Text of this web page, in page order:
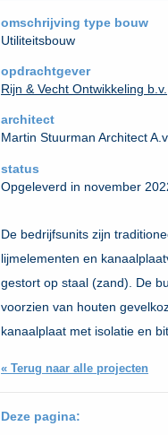
omschrijving type bouw
Utiliteitsbouw
opdrachtgever
Rijn & Vecht Ontwikkeling b.v.
architect
Martin Stuurman Architect
status
Opgeleverd in november
De bedrijfsunits zijn
lijmelementen en
gestort op staal (zand). De
voorzien van houten
kanaalplaat met isolatie en
« Terug naar alle projecten
Deze pagina: